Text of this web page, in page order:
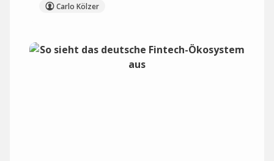
Carlo Kölzer